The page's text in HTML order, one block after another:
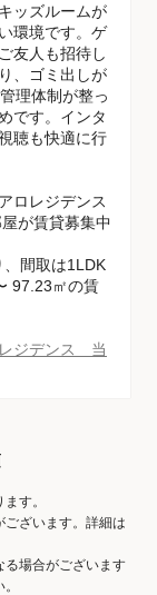
ッズルームが
環境です。ゲ
友人も招待し
、ゴミ出しが
理体制が整っ
です。インタ
聴も快適に行
ロレジデンス
が賃貸募集中
間取は1LDK
97.23㎡の賃
ジデンス 当
す。
ざいます。詳細は
場合がございます